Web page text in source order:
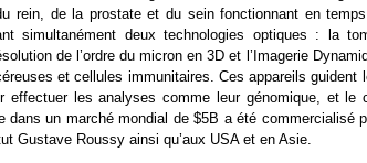
rein, de la prostate et du sein fonctionnant en
simultanément deux technologies optiques : la
de l’ordre du micron en 3D et l’Imagerie
et cellules immunitaires. Ces appareils guident
les analyses comme leur génomique, et le
un marché mondial de $5B a été commercialisé
Gustave Roussy ainsi qu’aux USA et en Asie.